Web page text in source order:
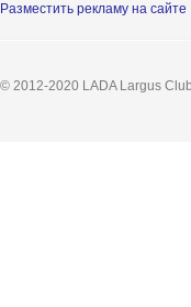
Разместить рекламу на сайте
© 2012-2020 LADA Largus